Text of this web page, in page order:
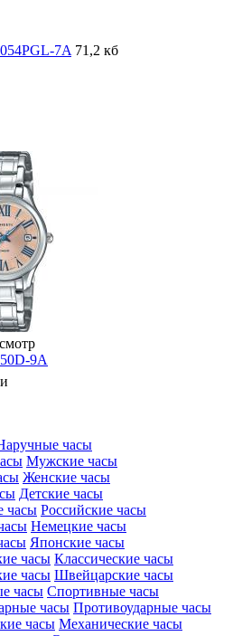
7A 71,2 кб
9A
часы
Мужские часы
Женские часы
Детские часы
Российские часы
Немецкие часы
Японские часы
Классические часы
Швейцарские часы
Спортивные часы
Противоударные часы
Механические часы